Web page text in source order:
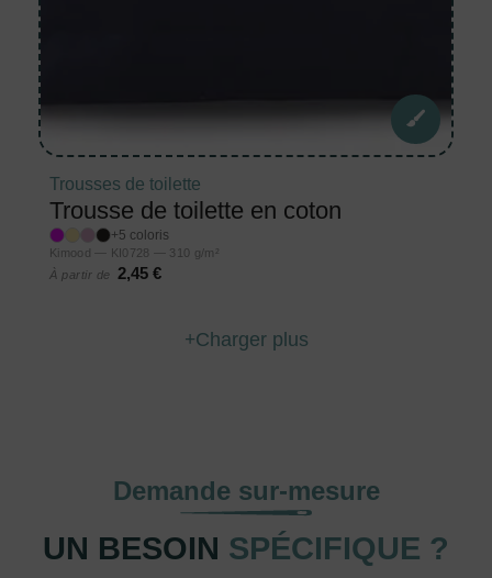
Trousses de toilette
Trousse de toilette en coton
+5 coloris
Kimood — KI0728 — 310 g/m²
À partir de
2,45 €
Charger plus
Demande sur-mesure
UN BESOIN SPÉCIFIQUE ?